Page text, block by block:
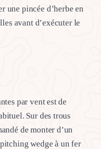
une pincée d’herbe en
avant d’exécuter le
par vent est de
Sur des trous
de monter d’un
wedge à un fer